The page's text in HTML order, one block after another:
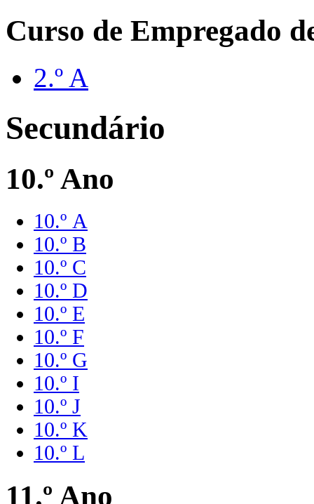
Curso de Empregado
2.º A
Secundário
10.º Ano
10.º A
10.º B
10.º C
10.º D
10.º E
10.º F
10.º G
10.º I
10.º J
10.º K
10.º L
11.º Ano